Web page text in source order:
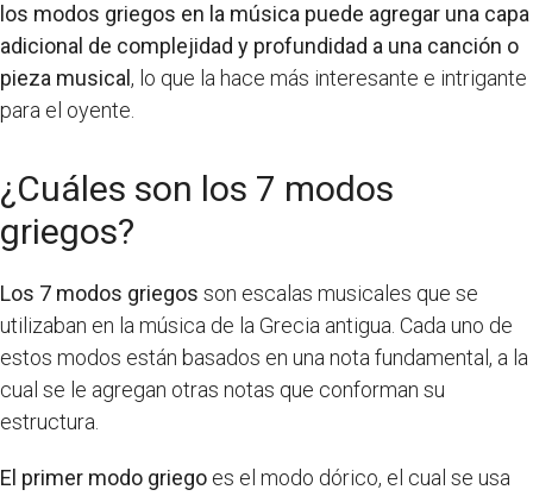
los modos griegos en la música puede agregar una capa
adicional de complejidad y profundidad a una canción o
pieza musical , lo que la hace más interesante e intrigante
para el oyente.
¿Cuáles son los 7 modos
griegos?
Los 7 modos griegos son escalas musicales que se
utilizaban en la música de la Grecia antigua. Cada uno de
estos modos están basados en una nota fundamental, a la
cual se le agregan otras notas que conforman su
estructura.
El primer modo griego es el modo dórico, el cual se usa